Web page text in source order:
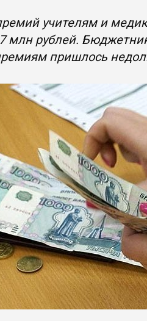
учителям и
млн рублей.
пришлось